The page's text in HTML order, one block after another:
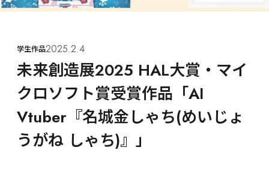
学生作品2025.2.4
未来創造展2025 HAL大賞・マイ
クロソフト賞受賞作品「AI
Vtuber『名城金しゃち(めいじょ
うがね しゃち)』」